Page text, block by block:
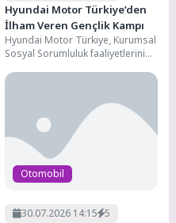
Hyundai Motor Türkiye’den
İlham Veren Gençlik Kampı
Hyundai Motor Türkiye, Kurumsal
Sosyal Sorumluluk faaliyetlerini
altında, Hyundai Gençlik Kampı’nı
Otomobil
30.07.2026 14:15 5